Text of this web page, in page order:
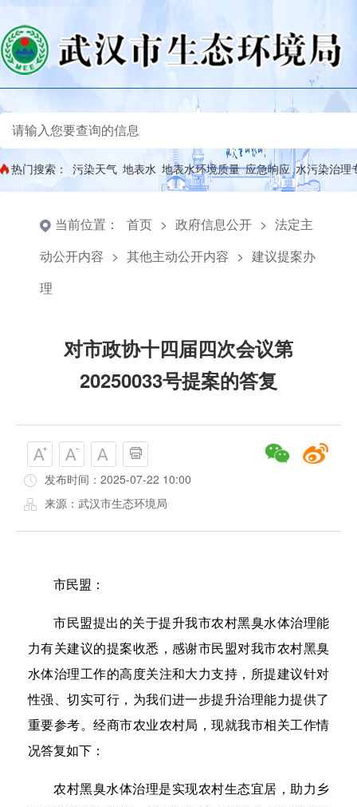
热门搜索： 污染天气 地表水 地表水环境质量 应急响应 水污染治理
当前位置： 首页 > 政府信息公开 > 法定主
动公开内容 > 其他主动公开内容 > 建议提案办
理
对市政协十四届四次会议第
20250033号提案的答复
发布时间：2025-07-22 10:00
来源：武汉市生态环境局
市民盟：
市民盟提出的关于提升我市农村黑臭水体治理能
力有关建议的提案收悉，感谢市民盟对我市农村黑臭
水体治理工作的高度关注和大力支持，所提建议针对
性强、切实可行，为我们进一步提升治理能力提供了
重要参考。经商市农业农村局，现就我市相关工作情
况答复如下：
农村黑臭水体治理是实现农村生态宜居，助力乡